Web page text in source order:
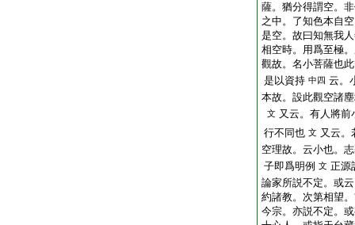
薩。猶分得謂空。
之中。了知色本自
是空。故曰知無我
相空時。用爲至極
觀故。名小菩薩也
是以資持 中四 云。
本故。設此觀空諸
文 又云。有人將前
行不同也 文 又云。
空理故。云小也。
子即爲明例 文 正源
論家所説不定。或
約諸教。次第相望
今宗。亦説不定。